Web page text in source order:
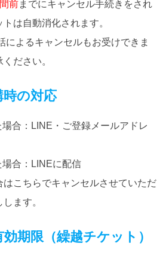
前までにキャンセル手続きをされ
は自動消化されます。
よるキャンセルもお受けできま
ださい。
の対応
合：LINE・ご登録メールアドレ
合：LINEに配信
はこちらでキャンセルさせていただ
ます。
期限（繰越チケット）